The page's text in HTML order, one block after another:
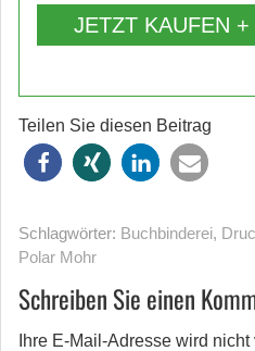
JETZT KAUFEN
Teilen Sie diesen Beitrag
Schlagwörter: Buchbinderei,
Polar Mohr
Schreiben Sie einen
Ihre E-Mail-Adresse wird